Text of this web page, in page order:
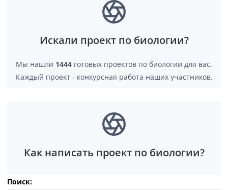
Искали проект по биологии?
Мы нашли 1444 готовых проектов по биологии для вас.
Каждый проект - конкурсная работа наших участников.
Как написать проект по биологии?
Поиск: